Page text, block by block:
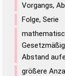
Vorgangs,
Folge, Serie
Abstand
größere